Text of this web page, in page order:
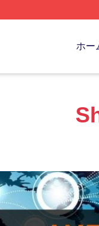
ホー